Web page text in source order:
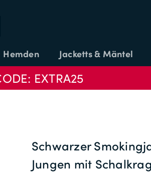
Hemden Jacketts & Mäntel
EXTRA25
Schwarzer
Jungen mit